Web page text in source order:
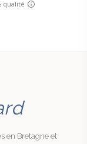
en Bretagne et